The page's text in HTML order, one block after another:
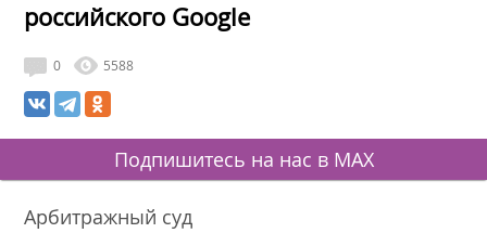
российского Google
0 5588
Подпишитесь на нас в MAX
Арбитражный суд